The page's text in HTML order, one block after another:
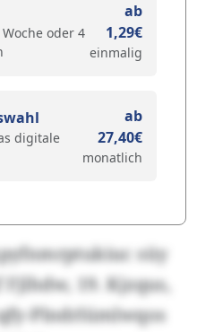
oder 4
ab
1,29€
einmalig
digitale
ab
27,40€
monatlich
süy
19. Kjzqus,
Plndrlümlwqos